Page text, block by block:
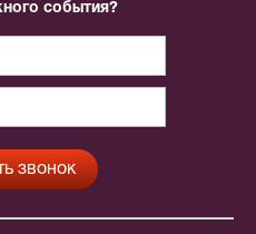
события?